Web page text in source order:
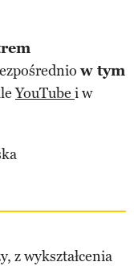
w tym
YouTube i w
z wykształcenia